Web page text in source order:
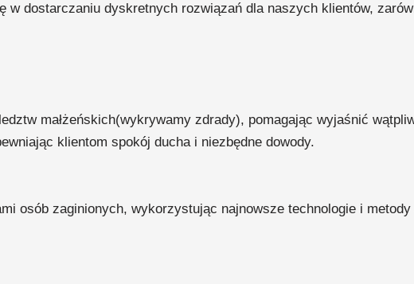
w dostarczaniu dyskretnych rozwiązań dla naszych klientów,
małżeńskich(wykrywamy zdrady), pomagając wyjaśnić
klientom spokój ducha i niezbędne dowody.
osób zaginionych, wykorzystując najnowsze technologie i